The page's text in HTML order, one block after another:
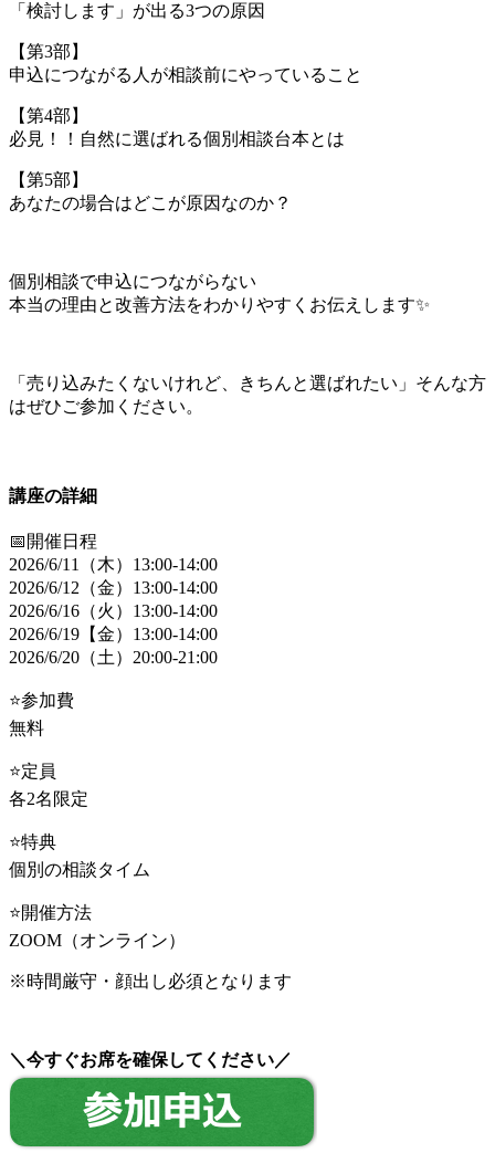
「検討します」が出る3つの原因
【第3部】
申込につながる人が相談前にやっていること
【第4部】
必見！！自然に選ばれる個別相談台本とは
【第5部】
あなたの場合はどこが原因なのか？
個別相談で申込につながらない
本当の理由と改善方法をわかりやすくお伝えします✨
「売り込みたくないけれど、きちんと選ばれたい」 そんな方
はぜひご参加ください。
講座の詳細
📅開催日程
2026/6/11（木）13:00-14:00
2026/6/12（金）13:00-14:00
2026/6/16（火）13:00-14:00
2026/6/19【金）13:00-14:00
2026/6/20（土）20:00-21:00
⭐️参加費
無料
⭐️定員
各2名限定
⭐️特典
個別の相談タイム
⭐️開催方法
ZOOM（オンライン）
※時間厳守・顔出し必須となります
＼今すぐお席を確保してください／